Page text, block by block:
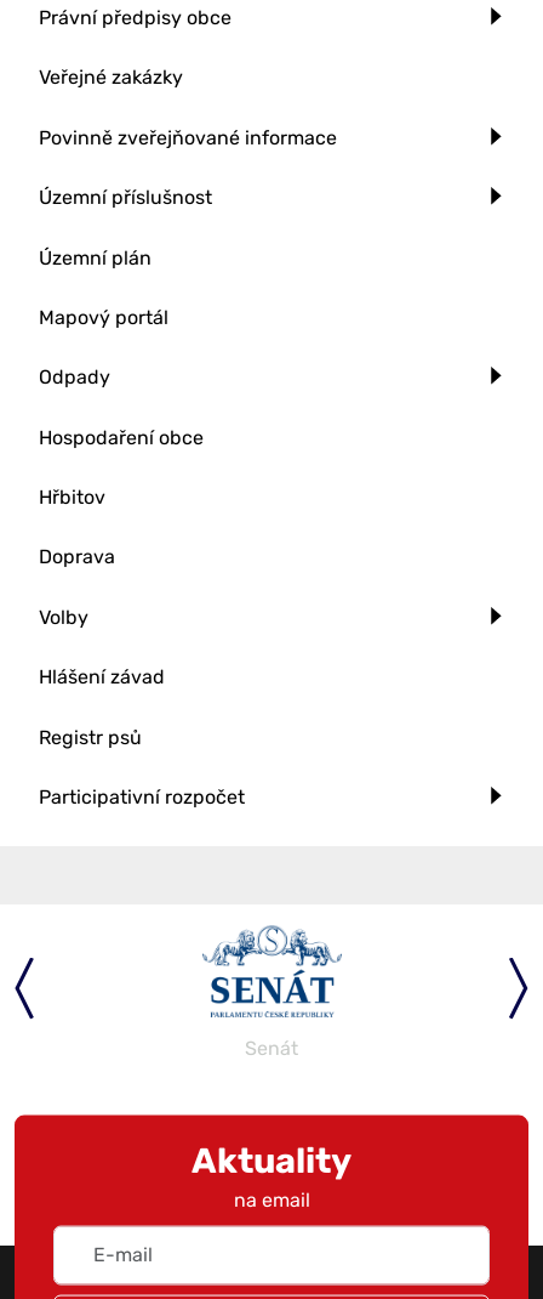
Právní předpisy obce
Veřejné zakázky
Povinně zveřejňované informace
Územní příslušnost
Územní plán
Mapový portál
Odpady
Hospodaření obce
Hřbitov
Doprava
Volby
Hlášení závad
Registr psů
Participativní rozpočet
Senát
Aktuality
na email